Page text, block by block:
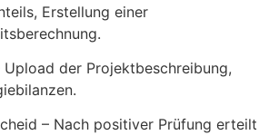
Erstellung einer
der Projektbeschreibung,
– Nach positiver Prüfung erteilt